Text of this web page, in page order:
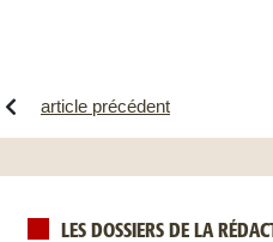
article précédent
LES DOSSIERS DE LA